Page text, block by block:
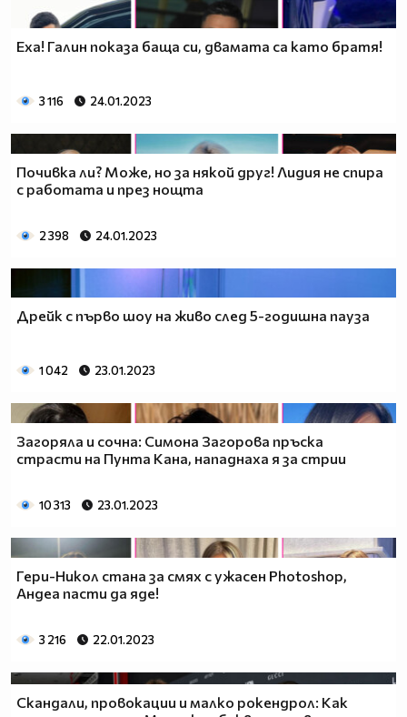
Еха! Галин показа баща си, двамата са като братя!
3 116 24.01.2023
Почивка ли? Може, но за някой друг! Лидия не спира
с работата и през нощта
2 398 24.01.2023
Дрейк с първо шоу на живо след 5-годишна пауза
1 042 23.01.2023
Загоряла и сочна: Симона Загорова пръска
страсти на Пунта Кана, нападнаха я за стрии
10 313 23.01.2023
Гери-Никол стана за смях с ужасен Photoshop,
Андеа пасти да яде!
3 216 22.01.2023
Скандали, провокации и малко рокендрол: Как